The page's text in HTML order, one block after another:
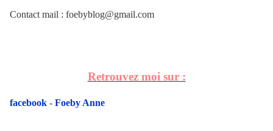
Contact mail : foebyblog@gmail.com
Retrouvez moi sur :
facebook - Foeby Anne